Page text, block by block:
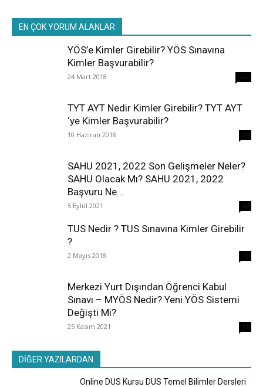
EN ÇOK YORUM ALANLAR
YÖS’e Kimler Girebilir? YÖS Sınavına
Kimler Başvurabilir?
24 Mart 2018
TYT AYT Nedir Kimler Girebilir? TYT AYT
‘ye Kimler Başvurabilir?
10 Haziran 2018
SAHU 2021, 2022 Son Gelişmeler Neler?
SAHU Olacak Mı? SAHU 2021, 2022
Başvuru Ne...
5 Eylül 2021
TUS Nedir ? TUS Sınavına Kimler Girebilir
?
2 Mayıs 2018
Merkezi Yurt Dışından Öğrenci Kabul
Sınavı – MYÖS Nedir? Yeni YÖS Sistemi
Değişti Mi?
25 Kasım 2021
DİĞER YAZILARDAN
Online DUS Kursu DUS Temel Bilimler Dersleri